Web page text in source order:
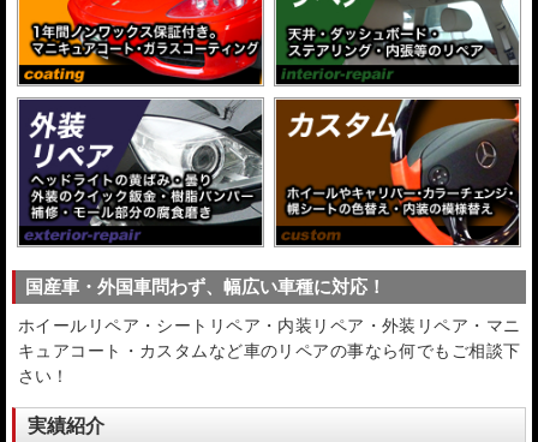
国産車・外国車問わず、幅広い車種に対応！
ホイールリペア・シートリペア・内装リペア・外装リペア・マニ
キュアコート・カスタムなど車のリペアの事なら何でもご相談下
さい！
実績紹介